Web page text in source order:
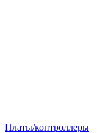
Платы/контроллеры